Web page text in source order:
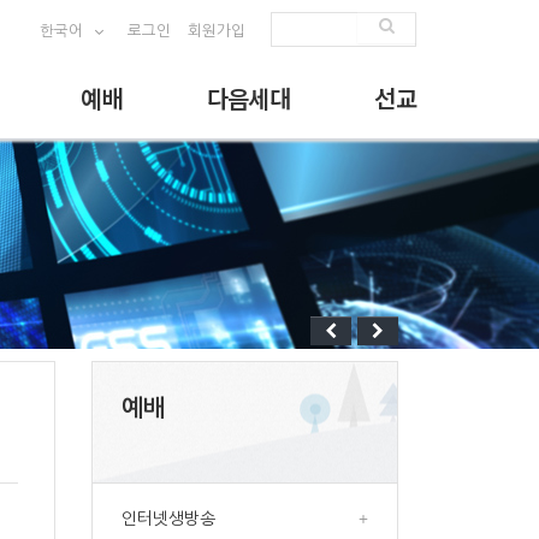
한국어 로그인 회원가입
예배 다음세대 선교
예배
인터넷생방송 +